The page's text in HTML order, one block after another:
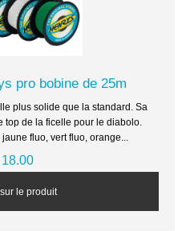
pro bobine de 25m
plus solide que la standard. Sa
top de la ficelle pour le diabolo.
fluo, vert fluo, orange...
le produit